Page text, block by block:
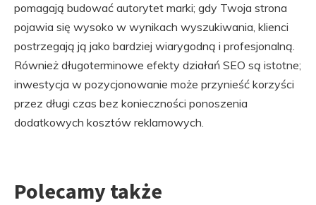
pomagają budować autorytet marki; gdy Twoja strona
pojawia się wysoko w wynikach wyszukiwania, klienci
postrzegają ją jako bardziej wiarygodną i profesjonalną.
Również długoterminowe efekty działań SEO są istotne;
inwestycja w pozycjonowanie może przynieść korzyści
przez długi czas bez konieczności ponoszenia
dodatkowych kosztów reklamowych.
Polecamy także